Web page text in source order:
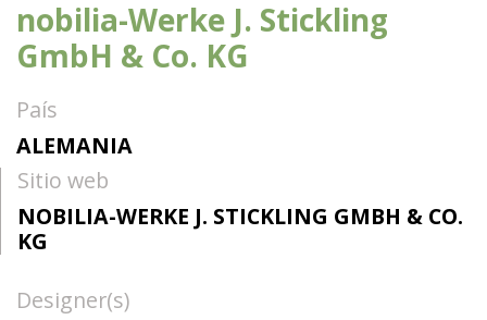
nobilia-Werke J. Stickling
GmbH & Co. KG
País
ALEMANIA
Sitio web
NOBILIA-WERKE J. STICKLING GMBH & CO.
KG
Designer(s)